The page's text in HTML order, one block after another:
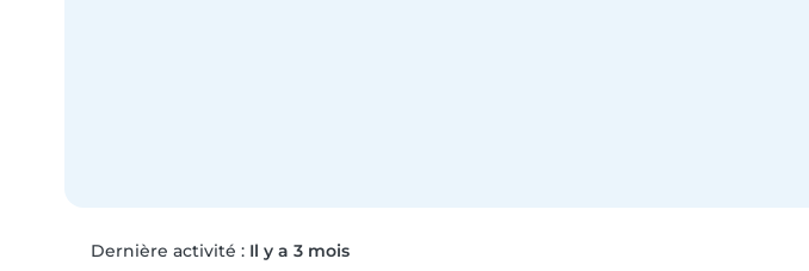
Dernière activité : Il y a 3 mois